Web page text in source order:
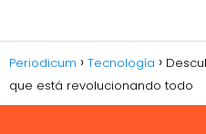
Periodicum Tecnología
que está revolucionando todo